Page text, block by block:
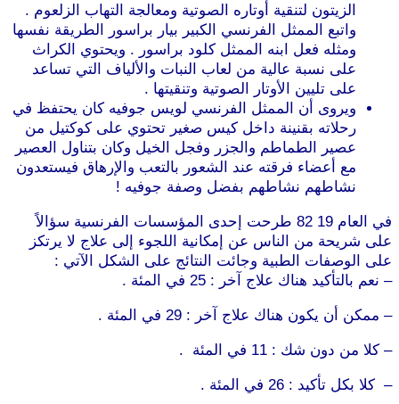
الزيتون لتنقية أوتاره الصوتية ومعالجة التهاب الزلعوم .
واتبع الممثل الفرنسي الكبير بيار براسور الطريقة نفسها
ومثله فعل ابنه الممثل كلود براسور . ويحتوي الكراث
على نسبة عالية من لعاب النبات والألياف التي تساعد
على تليين الأوتار الصوتية وتنقيتها .
ويروى أن الممثل الفرنسي لويس جوفيه كان يحتفظ في
رحلاته بقنينة داخل كيس صغير تحتوي على كوكتيل من
عصير الطماطم والجزر وفجل الخيل وكان بتناول العصير
مع أعضاء فرقته عند الشعور بالتعب والإرهاق فيستعدون
نشاطهم نشاطهم بفضل وصفة جوفيه !
في العام 19 82 طرحت إحدى المؤسسات الفرنسية سؤالاً
على شريحة من الناس عن إمكانية اللجوء إلى علاج لا يرتكز
على الوصفات الطبية وجائت النتائج على الشكل الآتي :
– نعم بالتأكيد هناك علاج آخر : 25 في المئة .
– ممكن أن يكون هناك علاج آخر : 29 في المئة .
– كلا من دون شك : 11 في المئة .
– كلا بكل تأكيد : 26 في المئة .